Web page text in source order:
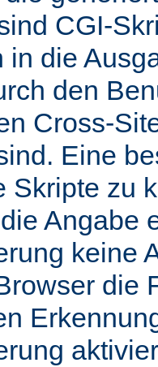
CGI-
in die
den
Cross-
Eine
Skripte zu
Angabe
keine
die